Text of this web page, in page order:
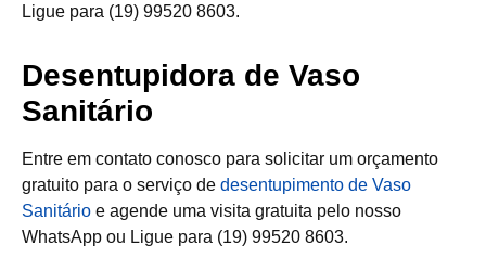
Ligue para (19) 99520 8603.
Desentupidora de Vaso
Sanitário
Entre em contato conosco para solicitar um orçamento
gratuito para o serviço de desentupimento de Vaso
Sanitário e agende uma visita gratuita pelo nosso
WhatsApp ou Ligue para (19) 99520 8603.